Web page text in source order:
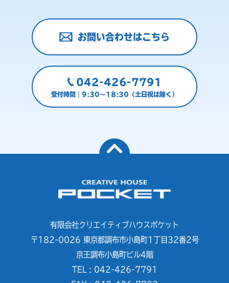
お問い合わせはこちら
042-426-7791
受付時間｜9:30～18:30（土日祝は除く）
有限会社クリエイティブハウスポケット
〒182-0026 東京都調布市小島町1丁目32番2号
京王調布小島町ビル4階
TEL : 042-426-7791